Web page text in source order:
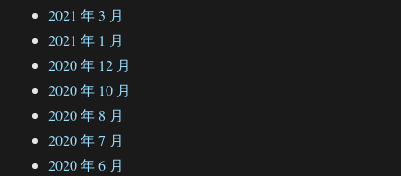
2021 年 3 月
2021 年 1 月
2020 年 12 月
2020 年 10 月
2020 年 8 月
2020 年 7 月
2020 年 6 月